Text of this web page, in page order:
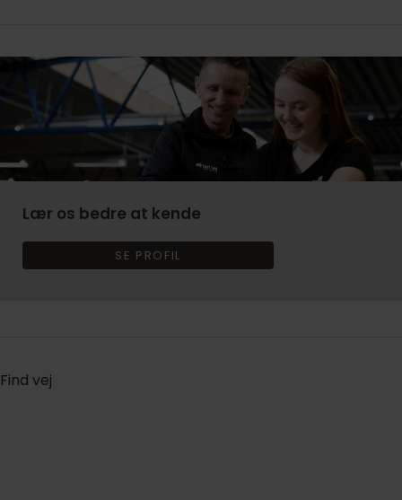
Lær os bedre at kende
SE PROFIL
Find vej